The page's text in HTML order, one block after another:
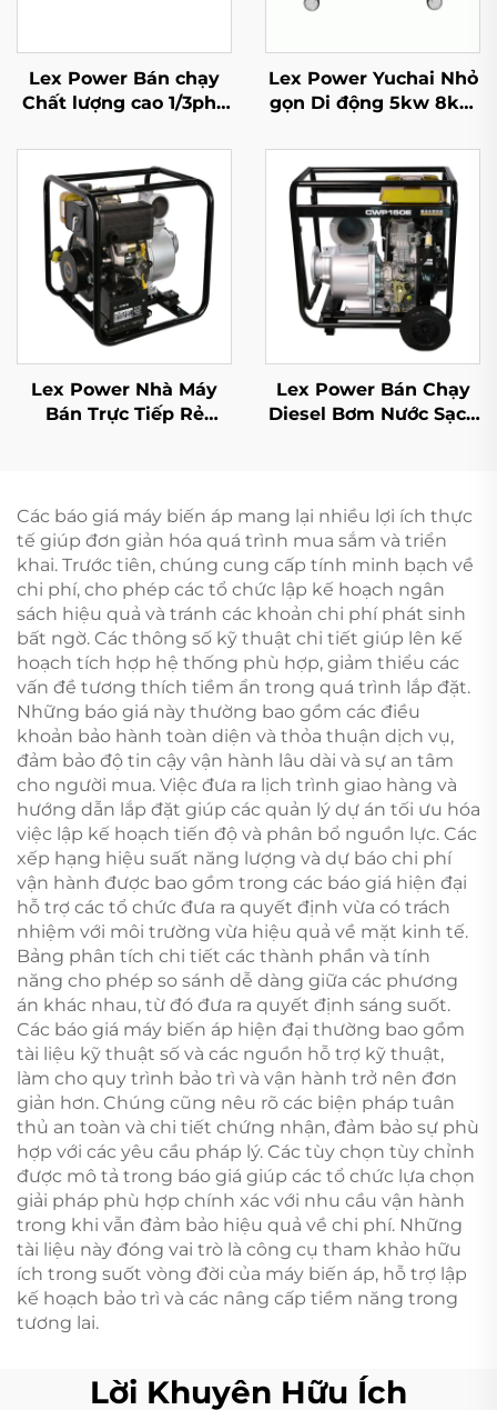
Lex Power Bán chạy
Chất lượng cao 1/3pha
diesel di động
Lex Power Yuchai Nhỏ
gọn Di động 5kw 8kw
điện diesel Im lặng 1/3
Pha
Lex Power Nhà Máy
Bán Trực Tiếp Rẻ
Lex Power Bán Chạy
Diesel Bơm Nước Sạch
Các báo giá máy biến áp mang lại nhiều lợi ích thực
tế giúp đơn giản hóa quá trình mua sắm và triển
khai. Trước tiên, chúng cung cấp tính minh bạch về
chi phí, cho phép các tổ chức lập kế hoạch ngân
sách hiệu quả và tránh các khoản chi phí phát sinh
bất ngờ. Các thông số kỹ thuật chi tiết giúp lên kế
hoạch tích hợp hệ thống phù hợp, giảm thiểu các
vấn đề tương thích tiềm ẩn trong quá trình lắp đặt.
Những báo giá này thường bao gồm các điều
khoản bảo hành toàn diện và thỏa thuận dịch vụ,
đảm bảo độ tin cậy vận hành lâu dài và sự an tâm
cho người mua. Việc đưa ra lịch trình giao hàng và
hướng dẫn lắp đặt giúp các quản lý dự án tối ưu hóa
việc lập kế hoạch tiến độ và phân bổ nguồn lực. Các
xếp hạng hiệu suất năng lượng và dự báo chi phí
vận hành được bao gồm trong các báo giá hiện đại
hỗ trợ các tổ chức đưa ra quyết định vừa có trách
nhiệm với môi trường vừa hiệu quả về mặt kinh tế.
Bảng phân tích chi tiết các thành phần và tính
năng cho phép so sánh dễ dàng giữa các phương
án khác nhau, từ đó đưa ra quyết định sáng suốt.
Các báo giá máy biến áp hiện đại thường bao gồm
tài liệu kỹ thuật số và các nguồn hỗ trợ kỹ thuật,
làm cho quy trình bảo trì và vận hành trở nên đơn
giản hơn. Chúng cũng nêu rõ các biện pháp tuân
thủ an toàn và chi tiết chứng nhận, đảm bảo sự phù
hợp với các yêu cầu pháp lý. Các tùy chọn tùy chỉnh
được mô tả trong báo giá giúp các tổ chức lựa chọn
giải pháp phù hợp chính xác với nhu cầu vận hành
trong khi vẫn đảm bảo hiệu quả về chi phí. Những
tài liệu này đóng vai trò là công cụ tham khảo hữu
ích trong suốt vòng đời của máy biến áp, hỗ trợ lập
kế hoạch bảo trì và các nâng cấp tiềm năng trong
tương lai.
Lời Khuyên Hữu Ích